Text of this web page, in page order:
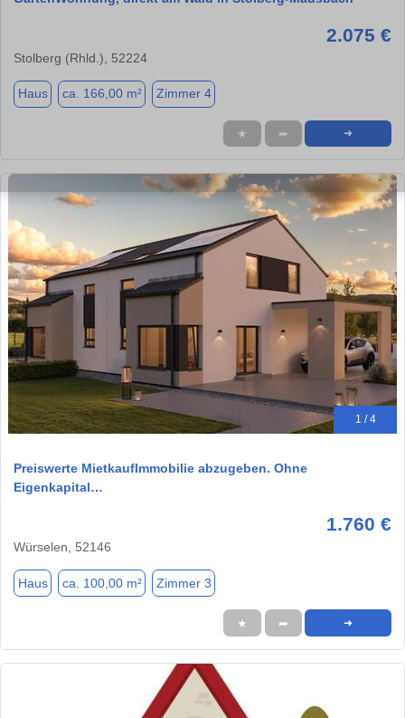
2.075 €
Stolberg (Rhld.), 52224
Haus ca. 166,00 m² Zimmer 4
★ ➦ ➜
1 / 4
Preiswerte MietkaufImmobilie abzugeben. Ohne
Eigenkapital…
1.760 €
Würselen, 52146
Haus ca. 100,00 m² Zimmer 3
★ ➦ ➜